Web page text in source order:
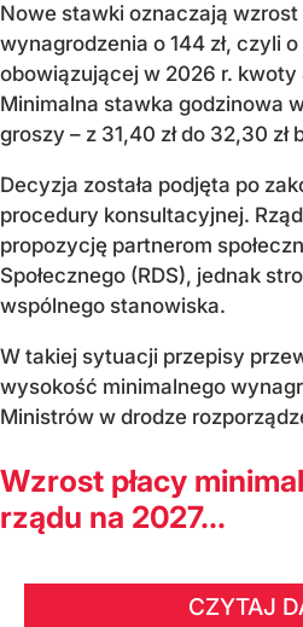
Nowe stawki oznaczają
wynagrodzenia o 144 zł, czyli
obowiązującej w 2026 r. kwoty
Minimalna stawka godzinowa
groszy – z 31,40 zł do 32,30 zł
Decyzja została podjęta po
procedury konsultacyjnej.
propozycję partnerom
Społecznego (RDS), jednak
wspólnego stanowiska.
W takiej sytuacji przepisy
wysokość minimalnego
Ministrów w drodze
Wzrost płacy
rządu na 2027...
CZYTAJ